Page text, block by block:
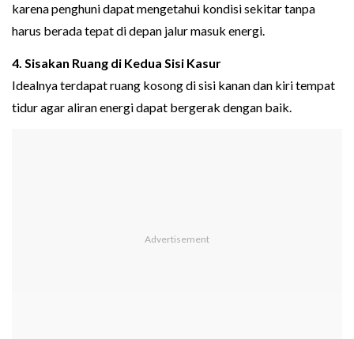
karena penghuni dapat mengetahui kondisi sekitar tanpa
harus berada tepat di depan jalur masuk energi.
4. Sisakan Ruang di Kedua Sisi Kasur
Idealnya terdapat ruang kosong di sisi kanan dan kiri tempat
tidur agar aliran energi dapat bergerak dengan baik.